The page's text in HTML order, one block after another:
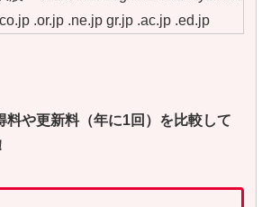
料や更新料（年に1回）を比較して